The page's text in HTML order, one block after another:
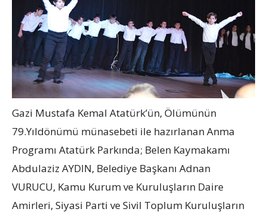
Gazi Mustafa Kemal Atatürk’ün, Ölümünün
79.Yıldönümü münasebeti ile hazırlanan Anma
Programı Atatürk Parkında; Belen Kaymakamı
Abdulaziz AYDIN, Belediye Başkanı Adnan
VURUCU, Kamu Kurum ve Kuruluşların Daire
Amirleri, Siyasi Parti ve Sivil Toplum Kuruluşların